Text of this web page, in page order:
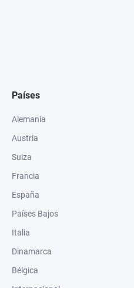
Países
Alemania
Austria
Suiza
Francia
España
Países Bajos
Italia
Dinamarca
Bélgica